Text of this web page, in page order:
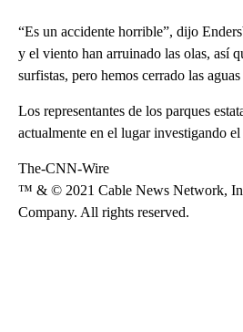
“Es un accidente horrible”, dijo
y el viento han arruinado las olas, así
surfistas, pero hemos cerrado las
Los representantes de los parques
actualmente en el lugar investigando el
The-CNN-Wire
™ & © 2021 Cable News Network,
Company. All rights reserved.